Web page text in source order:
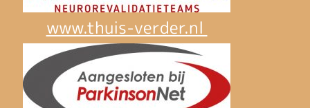
www.thuis-verder.nl